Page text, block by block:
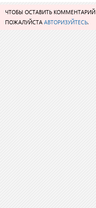
ЧТОБЫ ОСТАВИТЬ КОММЕНТАРИЙ
ПОЖАЛУЙСТА АВТОРИЗУЙТЕСЬ.